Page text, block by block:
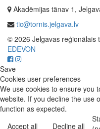
Akadēmijas tänav 1,
tic@tornis.jelgava.lv
© 2026 Jelgavas reģionālais
EDEVON
Save
Cookies user preferences
We use cookies to ensure you
website. If you decline the use
function as expected.
Accept all
Decline all